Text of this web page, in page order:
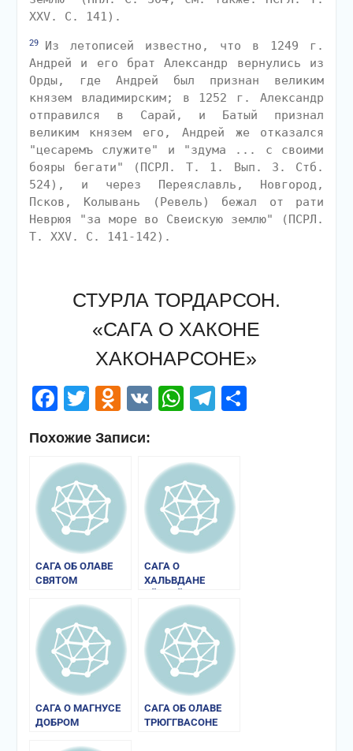
XXV. С. 141).
29
Из летописей известно, что в 1249 г.
Андрей и его брат Александр вернулись из
Орды, где Андрей был признан великим
князем владимирским; в 1252 г. Александр
отправился в Сарай, и Батый признал
великим князем его, Андрей же отказался
"цесаремъ служите" и "здума ... с своими
бояры бегати" (ПСРЛ. Т. 1. Вып. 3. Стб.
524), и через Переяславль, Новгород,
Псков, Колывань (Ревель) бежал от рати
Неврюя "за море во Свеискую землю" (ПСРЛ.
Т. XXV. С. 141-142).
СТУРЛА ТОРДАРСОН.
«САГА О ХАКОНЕ
ХАКОНАРСОНЕ»
Facebook
Twitter
Odnoklassniki
VKWhatsApp
Telegram
Похожие Записи:
САГА ОБ ОЛАВЕ
СВЯТОМ
САГА О
ХАЛЬВДАНЕ
САГА О МАГНУСЕ
ДОБРОМ
САГА ОБ ОЛАВЕ
ТРЮГГВАСОНЕ